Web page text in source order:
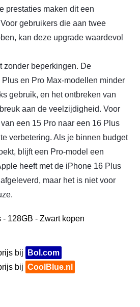
prestaties maken dit een
gebruikers die aan twee
kan deze upgrade waardevol
zonder beperkingen. De
en Pro Max-modellen minder
gebruik, en het ontbreken van
aan de veelzijdigheid. Voor
een 15 Pro naar een 16 Plus
verbetering. Als je binnen budget
blijft een Pro-model een
heeft met de iPhone 16 Plus
maar het is niet voor
128GB - Zwart kopen
bij
Bol.com
bij CoolBlue.nl